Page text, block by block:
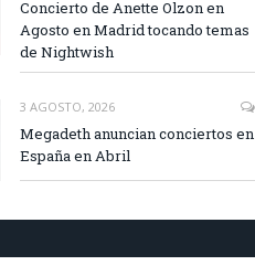
Concierto de Anette Olzon en
Agosto en Madrid tocando temas
de Nightwish
3 AGOSTO, 2026
Megadeth anuncian conciertos en
España en Abril